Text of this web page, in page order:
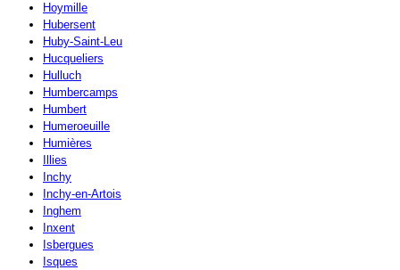
Hoymille
Hubersent
Huby-Saint-Leu
Hucqueliers
Hulluch
Humbercamps
Humbert
Humeroeuille
Humières
Illies
Inchy
Inchy-en-Artois
Inghem
Inxent
Isbergues
Isques